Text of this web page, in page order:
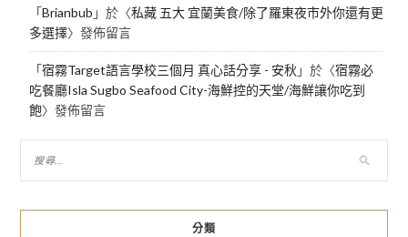
「Brianbub 」於〈私藏 五大 宜蘭美食/除了羅東夜市外你還有更
多選擇〉發佈留言
「宿霧Target語言學校三個月 真心話分享 - 安秋 」於〈宿霧必
吃餐廳Isla Sugbo Seafood City-海鮮控的天堂/海鮮讓你吃到
飽〉發佈留言
分類